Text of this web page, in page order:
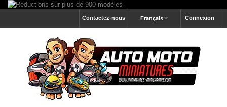
Connexion
Français
Contactez-nous